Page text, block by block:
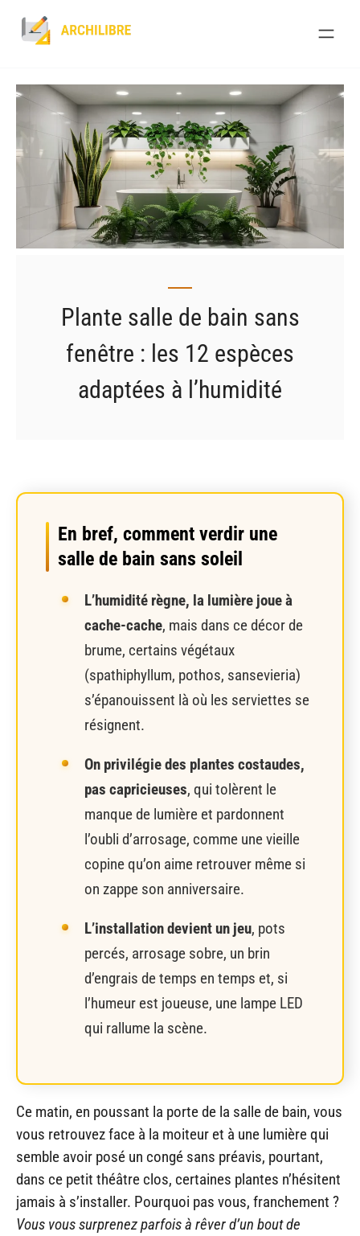
Plante salle de bain sans
fenêtre : les 12 espèces
adaptées à l’humidité
En bref, comment verdir une
salle de bain sans soleil
L’humidité règne, la lumière joue à
cache-cache, mais dans ce décor de
brume, certains végétaux
(spathiphyllum, pothos, sansevieria)
s’épanouissent là où les serviettes se
résignent.
On privilégie des plantes costaudes,
pas capricieuses, qui tolèrent le
manque de lumière et pardonnent
l’oubli d’arrosage, comme une vieille
copine qu’on aime retrouver même si
on zappe son anniversaire.
L’installation devient un jeu, pots
percés, arrosage sobre, un brin
d’engrais de temps en temps et, si
l’humeur est joueuse, une lampe LED
qui rallume la scène.
Ce matin, en poussant la porte de la salle de bain, vous
vous retrouvez face à la moiteur et à une lumière qui
semble avoir posé un congé sans préavis, pourtant,
dans ce petit théâtre clos, certaines plantes n’hésitent
jamais à s’installer. Pourquoi pas vous, franchement ?
Vous vous surprenez parfois à rêver d’un bout de